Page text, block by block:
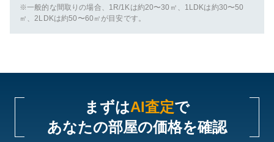
※一般的な間取りの場合、1R/1Kは約20〜30㎡、1LDKは約30〜50
㎡、2LDKは約50〜60㎡が目安です。
まずはAI査定で
あなたの部屋の価格を確認